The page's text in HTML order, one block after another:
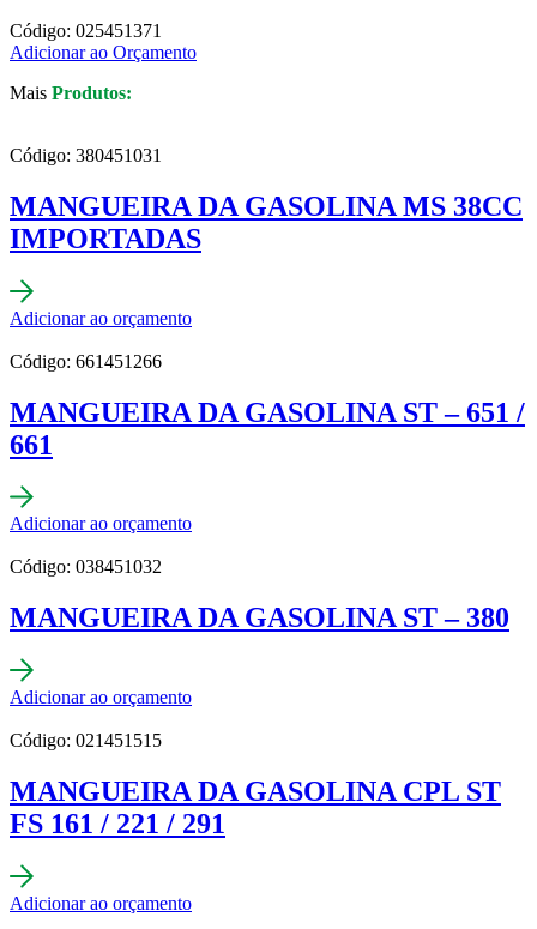
Código: 025451371
Adicionar ao Orçamento
Mais Produtos:
Código: 380451031
MANGUEIRA DA GASOLINA MS 38CC
IMPORTADAS
Adicionar ao orçamento
Código: 661451266
MANGUEIRA DA GASOLINA ST – 651 /
661
Adicionar ao orçamento
Código: 038451032
MANGUEIRA DA GASOLINA ST – 380
Adicionar ao orçamento
Código: 021451515
MANGUEIRA DA GASOLINA CPL ST
FS 161 / 221 / 291
Adicionar ao orçamento